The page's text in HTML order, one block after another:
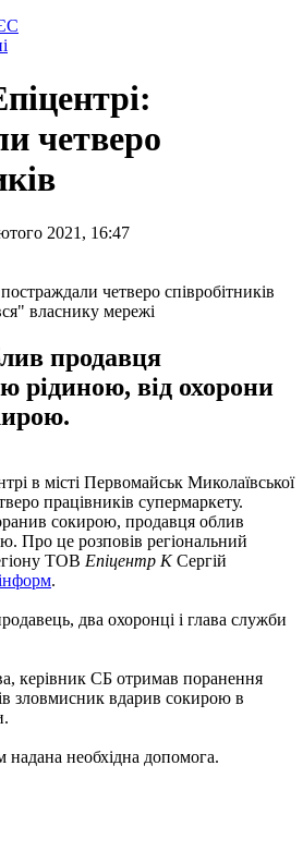
четверо
2021, 16:47
власнику мережі
продавця
рідиною, від охорони
в місті Первомайськ Миколаївської
працівників супермаркету.
сокирою, продавця облив
Про це розповів регіональний
ТОВ Епіцентр КСергій
.
два охоронці і глава служби
керівник СБ отримав поранення
зловмисник вдарив сокирою в
надана необхідна допомога.